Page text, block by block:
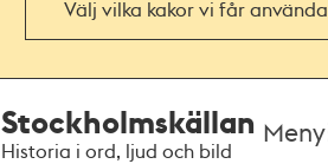
Välj vilka kakor vi får använda
Stockholmskällan
Historia i ord, ljud och bild
Meny